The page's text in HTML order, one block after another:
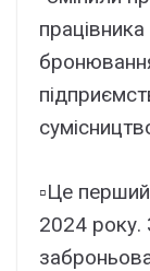
▫️Це
2024 року.